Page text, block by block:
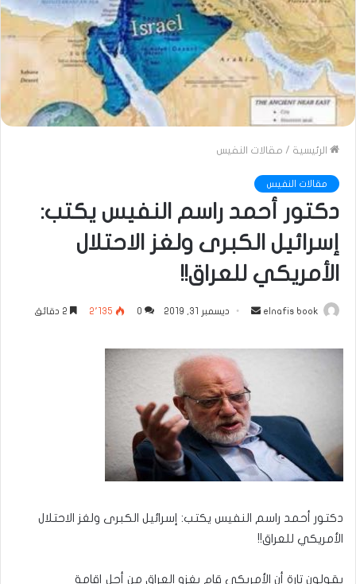
الرئيسية / مقالات النفيس
مقالات النفيس
دكتور أحمد راسم النفيس يكتب:
إسرائيل الكبرى ولغز الاحتلال
الأمريكي للعراق!!
elnafis book
أرسل
إلكترونيا
ديسمبر 31, 2019 0 2٬135
دكتور أحمد راسم النفيس يكتب: إسرائيل الكبرى ولغز الاحتلال
الأمريكي للعراق!!
يقولون تارة أن الأمريكي قام بغزو العراق من أجل إقامة